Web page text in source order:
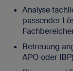
Analyse
passender
Betreuung
APO oder